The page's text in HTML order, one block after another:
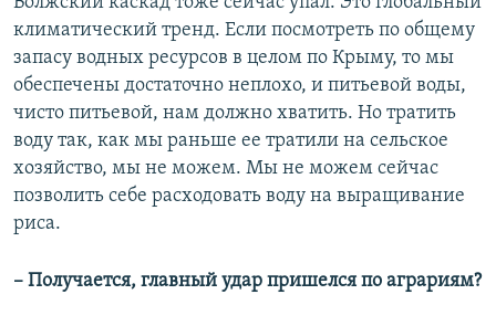
климатический тренд. Если посмотреть по общему
запасу водных ресурсов в целом по Крыму, то мы
обеспечены достаточно неплохо, и питьевой воды,
чисто питьевой, нам должно хватить. Но тратить
воду так, как мы раньше ее тратили на сельское
хозяйство, мы не можем. Мы не можем сейчас
позволить себе расходовать воду на выращивание
риса.
– Получается, главный удар пришелся по аграриям?